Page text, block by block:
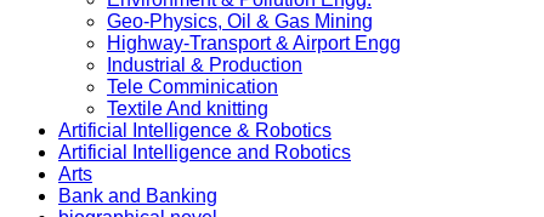
Geo-Physics, Oil & Gas Mining
Highway-Transport & Airport Engg
Industrial & Production
Tele Comminication
Textile And knitting
Artificial Intelligence & Robotics
Artificial Intelligence and Robotics
Arts
Bank and Banking